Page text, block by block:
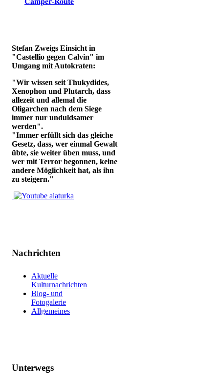
Stefan Zweigs Einsicht in
"Castellio gegen Calvin" im
Umgang mit Autokraten:
"Wir wissen seit Thukydides,
Xenophon und Plutarch, dass
allezeit und allemal die
Oligarchen nach dem Siege
immer nur unduldsamer
werden".
"Immer erfüllt sich das gleiche
Gesetz, dass, wer einmal Gewalt
übte, sie weiter üben muss, und
wer mit Terror begonnen, keine
andere Möglichkeit hat, als ihn
zu steigern."
Nachrichten
Aktuelle
Kulturnachrichten
Blog- und
Fotogalerie
Allgemeines
Unterwegs